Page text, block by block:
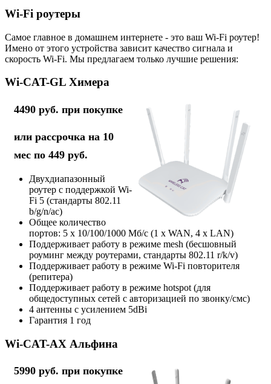
Wi-Fi роутеры
Самое главное в домашнем интернете - это ваш Wi-Fi роутер!
Имено от этого устройства зависит качество сигнала и
скорость Wi-Fi. Мы предлагаем только лучшие решения:
Wi-CAT-GL Химера
4490 руб. при покупке
или рассрочка на 10
мес по 449 руб.
Двухдиапазонный
роутер с поддержкой Wi-
Fi 5 (стандарты 802.11
b/g/n/ac)
Общее количество
портов: 5 х 10/100/1000 Мб/с (1 x WAN, 4 x LAN)
Поддерживает работу в режиме mesh (бесшовный
роуминг между роутерами, стандарты 802.11 r/k/v)
Поддерживает работу в режиме Wi-Fi повторителя
(репитера)
Поддерживает работу в режиме hotspot (для
общедоступных сетей с авторизацией по звонку/смс)
4 антенны с усилением 5dBi
Гарантия 1 год
Wi-CAT-AX Альфина
5990 руб. при покупке